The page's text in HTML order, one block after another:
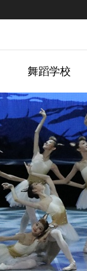
舞蹈学校